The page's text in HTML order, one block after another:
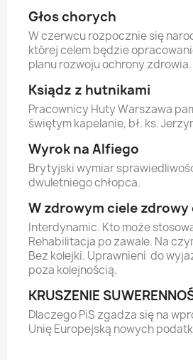
Głos chorych
W czerwcu rozpocznie się
której celem będzie
planu rozwoju ochrony zdrowia.
Ksiądz z hutnikami
Pracownicy Huty Warszawa
świętym kapelanie, bł. ks.
Wyrok na Alfiego
Brytyjski wymiar
dwuletniego chłopca.
W zdrowym ciele zdrowy
Interdynamic. Kto może
Rehabilitacja po zawale. Na
Bez kolejki. Uprawnieni do
poza kolejnością.
KRUSZENIE
Dlaczego PiS zgadza się na
Unię Europejską nowych